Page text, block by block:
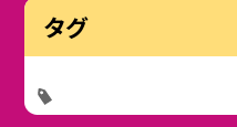
タグ